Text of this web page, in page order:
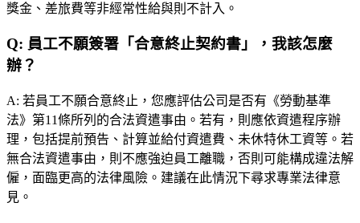
獎金、差旅費等非經常性給與則不計入。
Q: 員工不願簽署「合意終止契約書」，我該怎麼
辦？
A: 若員工不願合意終止，您應評估公司是否有《勞動基準
法》第11條所列的合法資遣事由。若有，則應依資遣程序辦
理，包括提前預告、計算並給付資遣費、未休特休工資等。若
無合法資遣事由，則不應強迫員工離職，否則可能構成違法解
僱，面臨更高的法律風險。建議在此情況下尋求專業法律意
見。